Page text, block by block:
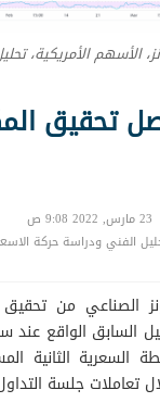
الأسهم الأمريكية،
23 مارس, 2022 9:08 ص
الفني ودراسة حركة
الصناعي من
جلسة التداول